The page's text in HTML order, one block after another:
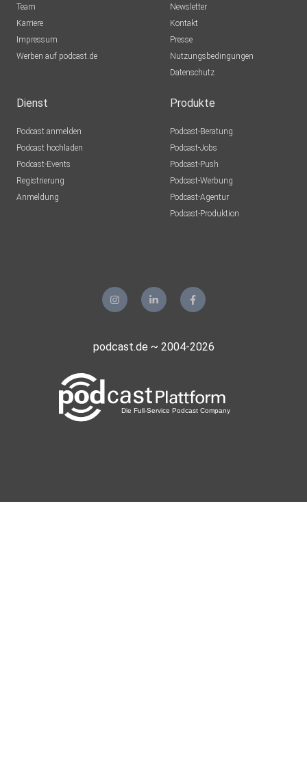
Team
Karriere
Impressum
Werben auf podcast.de
Newsletter
Kontakt
Presse
Nutzungsbedingungen
Datenschutz
Dienst
Podcast anmelden
Podcast hochladen
Podcast-Events
Registrierung
Anmeldung
Produkte
Podcast-Beratung
Podcast-Jobs
Podcast-Push
Podcast-Werbung
Podcast-Agentur
Podcast-Produktion
podcast.de ~ 2004-2026